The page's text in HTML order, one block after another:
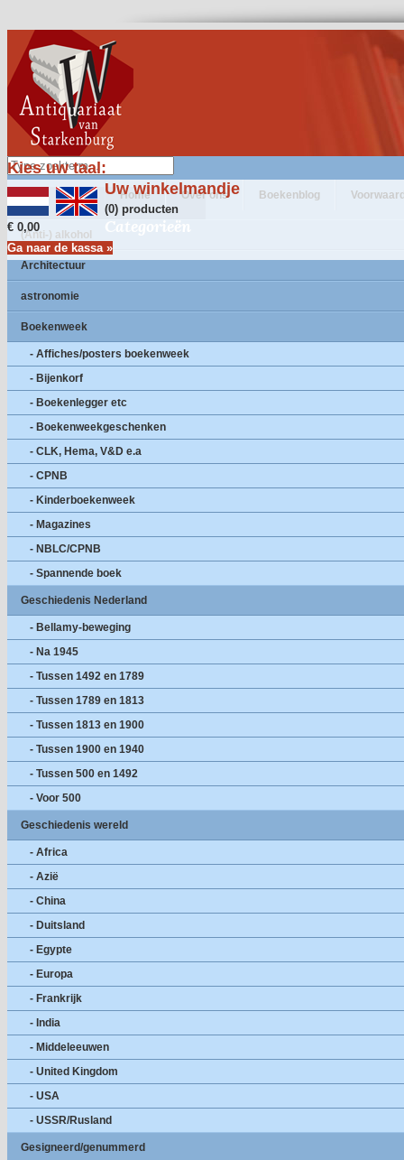
Kies uw taal:
Uw winkelmandje
(0) producten
€ 0,00
Ga naar de kassa »
Home Over ons Boekenblog
Categorieën
(Anti-) alkohol
Architectuur
astronomie
Boekenweek
- Affiches/posters boekenweek
- Bijenkorf
- Boekenlegger etc
- Boekenweekgeschenken
- CLK, Hema, V&D e.a
- CPNB
- Kinderboekenweek
- Magazines
- NBLC/CPNB
- Spannende boek
Geschiedenis Nederland
- Bellamy-beweging
- Na 1945
- Tussen 1492 en 1789
- Tussen 1789 en 1813
- Tussen 1813 en 1900
- Tussen 1900 en 1940
- Tussen 500 en 1492
- Voor 500
Geschiedenis wereld
- Africa
- Azië
- China
- Duitsland
- Egypte
- Europa
- Frankrijk
- India
- Middeleeuwen
- United Kingdom
- USA
- USSR/Rusland
Gesigneerd/genummerd